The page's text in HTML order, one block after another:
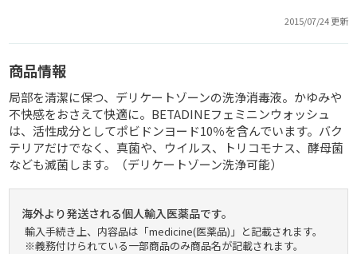
2015/07/24 更新
商品情報
局部を清潔に保つ、デリケートゾーンの洗浄消毒液。かゆみや
不快感をおさえて快適に。BETADINEフェミニンウォッシュ
は、活性成分としてポビドンヨード10％を含んでいます。バク
テリアだけでなく、真菌や、ウイルス、トリコモナス、酵母菌
なども滅菌します。（デリケートゾーン洗浄可能）
海外より発送される個人輸入医薬品です。
輸入手続き上、内容品は「medicine(医薬品)」と記載されます。
※義務付けられている一部商品のみ商品名が記載されます。